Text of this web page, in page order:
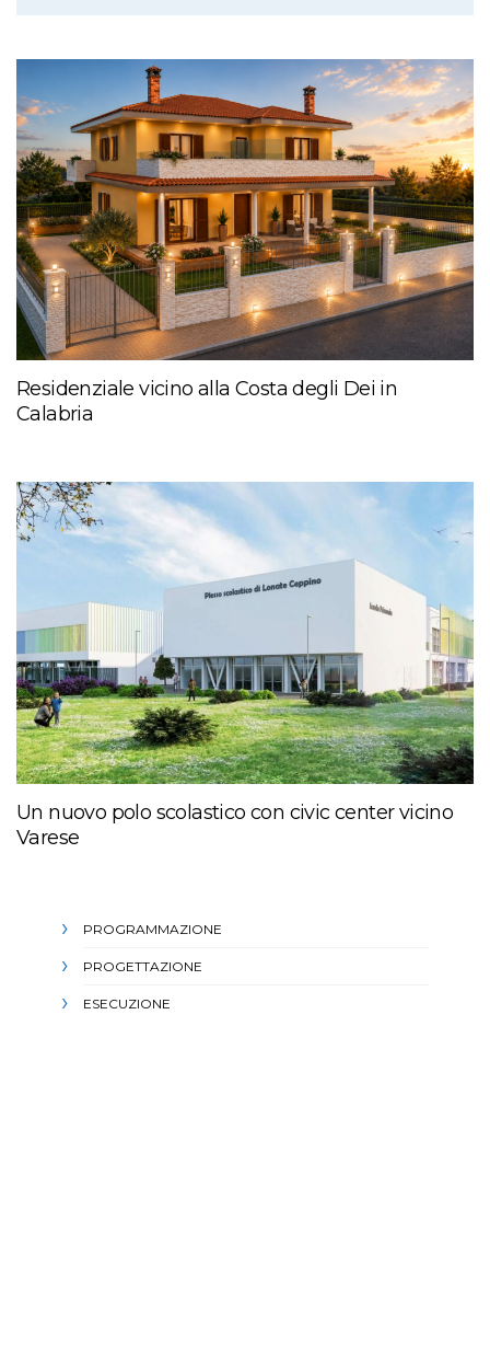
Residenziale vicino alla Costa degli Dei in
Calabria
Un nuovo polo scolastico con civic center vicino
Varese
PROGRAMMAZIONE
PROGETTAZIONE
ESECUZIONE